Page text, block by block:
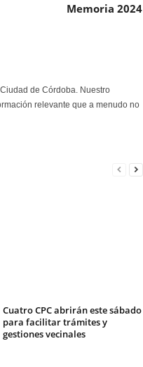
Memoria 2024
de Córdoba. Nuestro
relevante que a menudo no
Cuatro CPC abrirán este sábado
para facilitar trámites y
gestiones vecinales